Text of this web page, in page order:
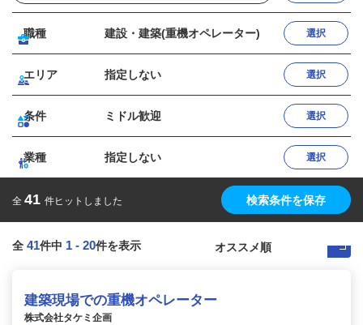
職種 建設・建築(重機オペレーター) 選択
エリア 指定しない 選択
条件 ミドル歓迎 選択
業種 指定しない 選択
全 41 件ヒットしました 検索条件を保存
全 41件中 1 - 20件を表示
建築現場での重機オペレーター
株式会社タケミ企画